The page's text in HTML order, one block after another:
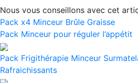
Nous vous conseillons avec cet
Pack x4 Minceur Brûle Graisse
Pack Minceur pour réguler l’appétit
Pack Frigithérapie Minceur
Rafraichissants